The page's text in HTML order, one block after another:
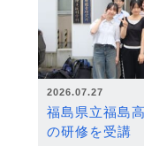
2026.07.27
福島県立福島
の研修を受講